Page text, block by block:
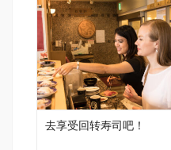
去享受回转寿司吧！